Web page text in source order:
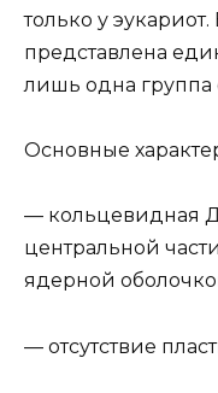
только у
представлена
лишь одна группа
Основные
— кольцевидная
центральной
ядерной
— отсутствие